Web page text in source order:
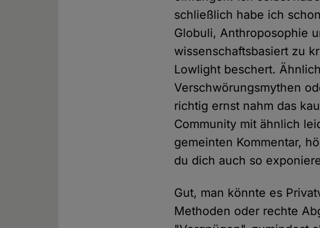
schließlich habe ich
Globuli, Anthroposophie
wissenschaftsbasiert zu
Lowlight beschert.
Verschwörungsmythen
richtig ernst nahm das
Community mit ähnlich
gemeinten Kommentar,
du dich auch so
Gut, man könnte es
Methoden oder rechte